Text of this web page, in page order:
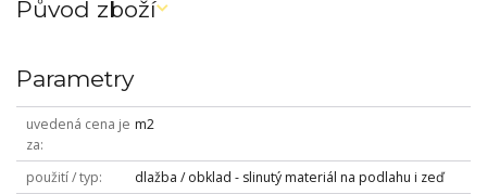
Původ zboží
Parametry
uvedená cena je
za
m2
použití / typ
dlažba / obklad - slinutý materiál na podlahu i zeď